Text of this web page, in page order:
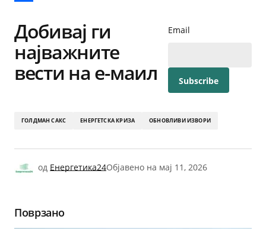
Добивај ги
најважните
вести на е-маил
Email
ГОЛДМАН САКС ЕНЕРГЕТСКА КРИЗА ОБНОВЛИВИ ИЗВОРИ
од Енергетика24Објавено на мај 11, 2026
Поврзано